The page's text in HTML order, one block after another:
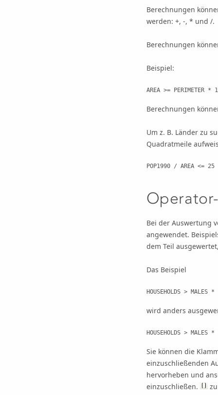
Berechnungen
werden: +, -, * und /.
Berechnungen
Beispiel:
AREA >= PERIMETER *
Berechnungen
Um z. B. Länder zu
Quadratmeile
POP1990 / AREA <= 25
Bei der Auswertung
angewendet.
dem Teil
Das Beispiel
HOUSEHOLDS > MALES
wird anders
HOUSEHOLDS > MALES
Sie können die
einzuschließenden
hervorheben und
einzuschließen.